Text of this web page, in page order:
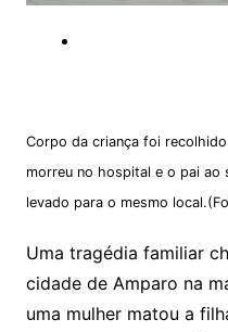
Corpo da criança foi
morreu no hospital e o pai ao
levado para o mesmo
Uma tragédia familiar
cidade de Amparo na
uma mulher matou a